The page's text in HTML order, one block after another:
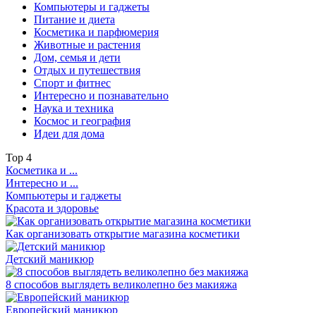
Компьютеры и гаджеты
Питание и диета
Косметика и парфюмерия
Животные и растения
Дом, семья и дети
Отдых и путешествия
Спорт и фитнес
Интересно и познавательно
Наука и техника
Космос и география
Идеи для дома
Top 4
Косметика и ...
Интересно и ...
Компьютеры и гаджеты
Красота и здоровье
Как организовать открытие магазина косметики
Детский маникюр
8 способов выглядеть великолепно без макияжа
Европейский маникюр